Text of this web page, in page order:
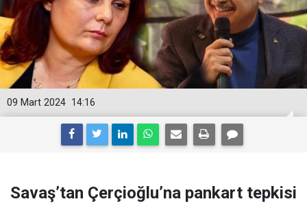
14:16
09 Mart 2024
Savaş’tan Çerçioğlu’na pankart tepkisi